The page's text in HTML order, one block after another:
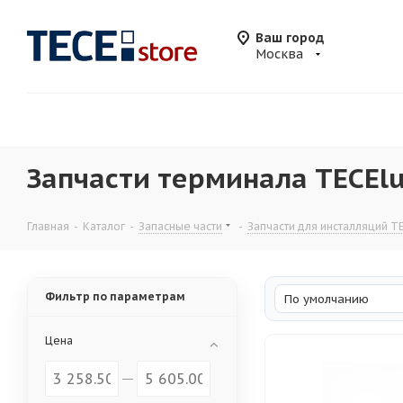
Ваш город
Москва
Запчасти терминала
Главная - Каталог - Запасные части - Запчасти для инсталляций
Фильтр по параметрам
Цена
По умолчанию